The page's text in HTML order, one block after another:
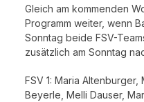
Gleich am kommenden
Programm weiter, wenn
Sonntag beide FSV-
zusätzlich am Sonntag
FSV 1: Maria
Beyerle, Melli Dauser,